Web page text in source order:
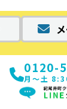
0120-
月〜土